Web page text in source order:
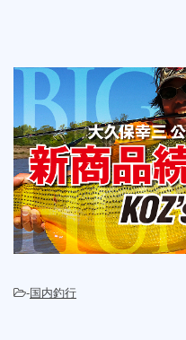
-国内釣行